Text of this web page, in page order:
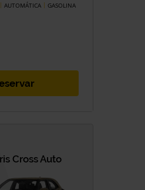
AUTOMÁTICA GASOLINA
Cross Auto